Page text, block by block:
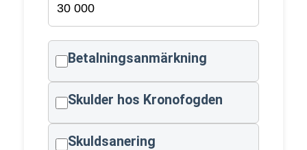
Betalningsanmärkning
Skulder hos Kronofogden
Skuldsanering